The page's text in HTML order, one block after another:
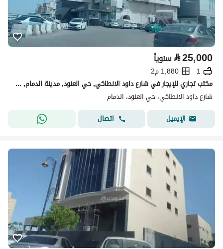
⃁25,000 سنوياً
1
1,880 م2
مكتب تجاري للإيجار في شارع داود الانطاكي, حي العنود, مدينة الدمام, المنطقة الشرقية
شارع داود الانطاكي، حي العنود، الدمام
الإيميل
اتصال